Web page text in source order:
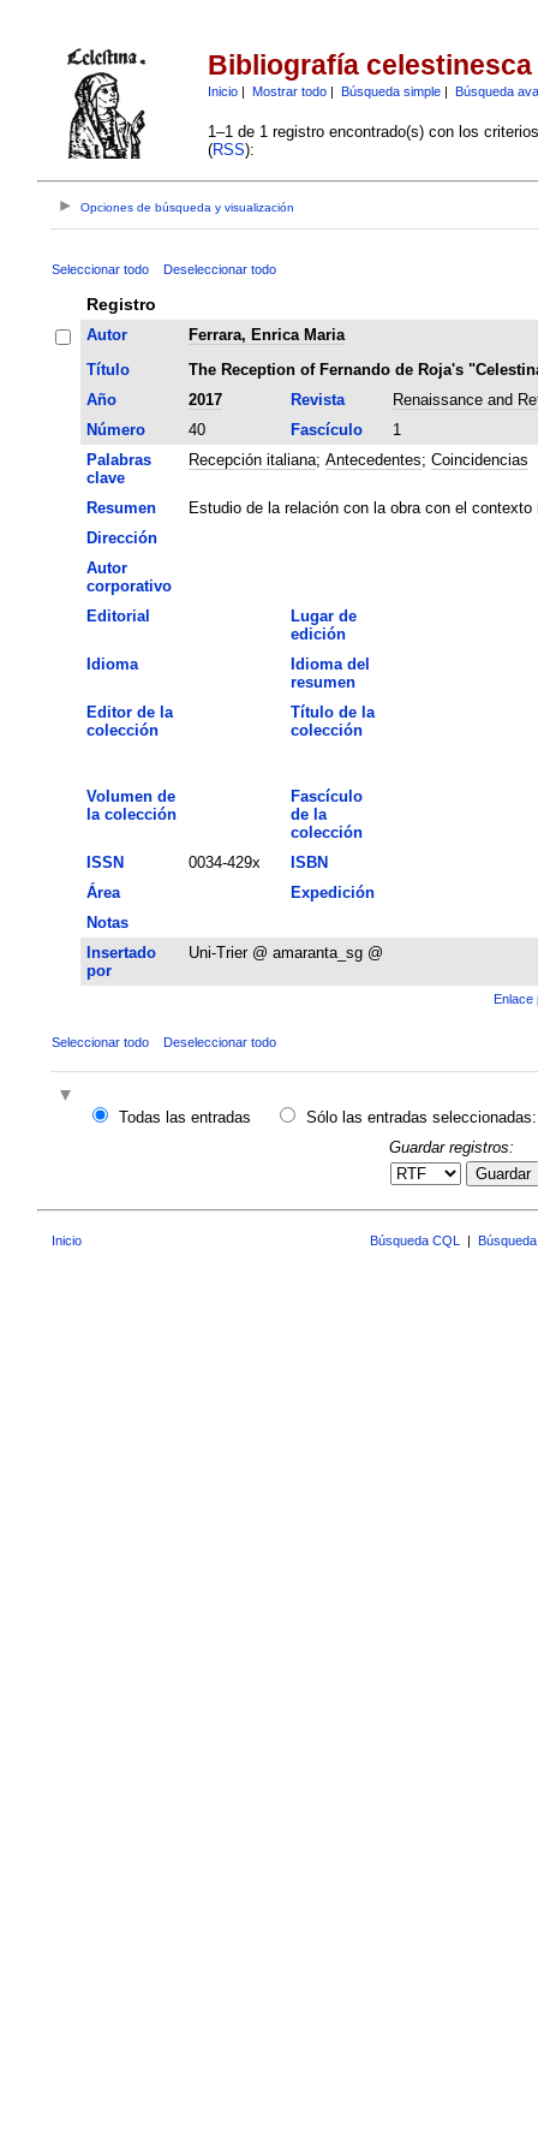
Bibliografía celestinesca
Inicio| Mostrar todo| Búsqueda simple| Búsqueda
1–1 de 1 registro encontrado(s) con los
(RSS):
Opciones de búsqueda y visualización
Seleccionar todo Deseleccionar todo
Registro
Autor
Ferrara, Enrica Maria
Título
The Reception of Fernando de Roja's
Año
2017 Revista
Renaissance and
Número
40 Fascículo
1
Palabras
clave
Recepción italiana; Antecedentes; Coincidencias
Resumen
Estudio de la relación con la obra con el
Dirección
Autor
corporativo
Editorial
Lugar de
edición
Idioma
Idioma del
resumen
Editor de la
colección
Título de la
colección
Volumen de
la colección
Fascículo
de la
colección
ISSN
0034-429x
ISBN
Área
Expedición
Notas
Insertado
por
Uni-Trier @ amaranta_sg @
Enlace
Seleccionar todo Deseleccionar todo
Todas las entradas
Sólo las entradas seleccionadas:
Guardar registros:
Guardar
Inicio Búsqueda CQL